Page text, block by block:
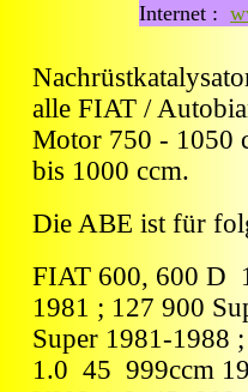
Internet :
alle FIAT /
Motor 750 - 1050
bis 1000 ccm.
Die ABE ist für
FIAT 600, 600 D
1981 ; 127 900
Super 1981-1988
1.0 45 999ccm